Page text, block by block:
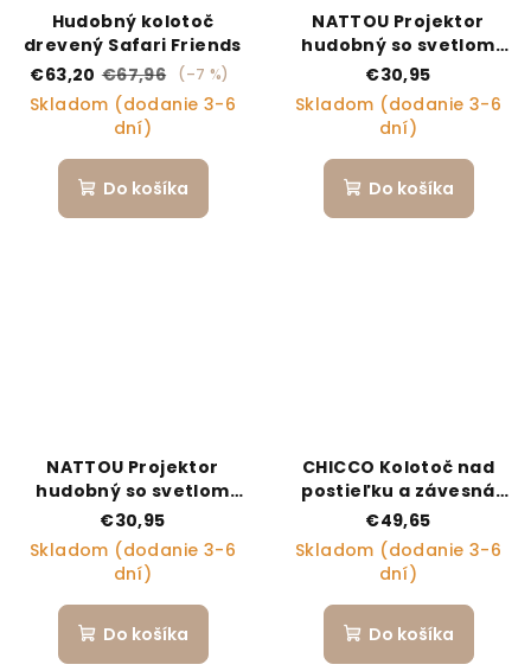
Hudobný kolotoč
drevený Safari Friends
€63,20 €67,96 (–7 %)
Skladom (dodanie 3-6
dní)
Do košíka
NATTOU Projektor
hudobný so svetlom
koala grey
€30,95
Skladom (dodanie 3-6
dní)
Do košíka
NATTOU Projektor
hudobný so svetlom
zajačik beige
€30,95
Skladom (dodanie 3-6
dní)
Do košíka
CHICCO Kolotoč nad
postieľku a závesná
hračka 3v1
Next2Dreams ružová
0m+
€49,65
Skladom (dodanie 3-6
dní)
Do košíka